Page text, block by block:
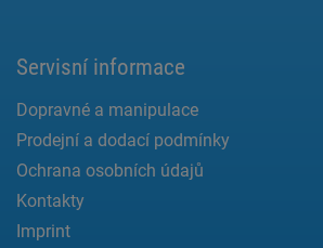
Servisní informace
Dopravné a manipulace
Prodejní a dodací podmínky
Ochrana osobních údajů
Kontakty
Imprint